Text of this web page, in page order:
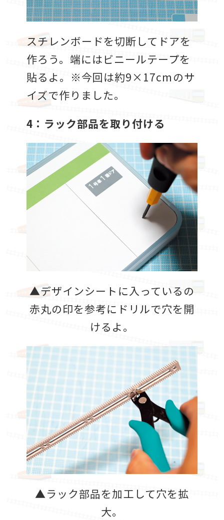
スチレンボードを切断してドアを
作ろう。端にはビニールテープを
貼るよ。※今回は約9×17cmのサ
イズで作りました。
4：ラック部品を取り付ける
▲デザインシートに入っているの
赤丸の印を参考にドリルで穴を開
けるよ。
▲ラック部品を加工して穴を拡
大。